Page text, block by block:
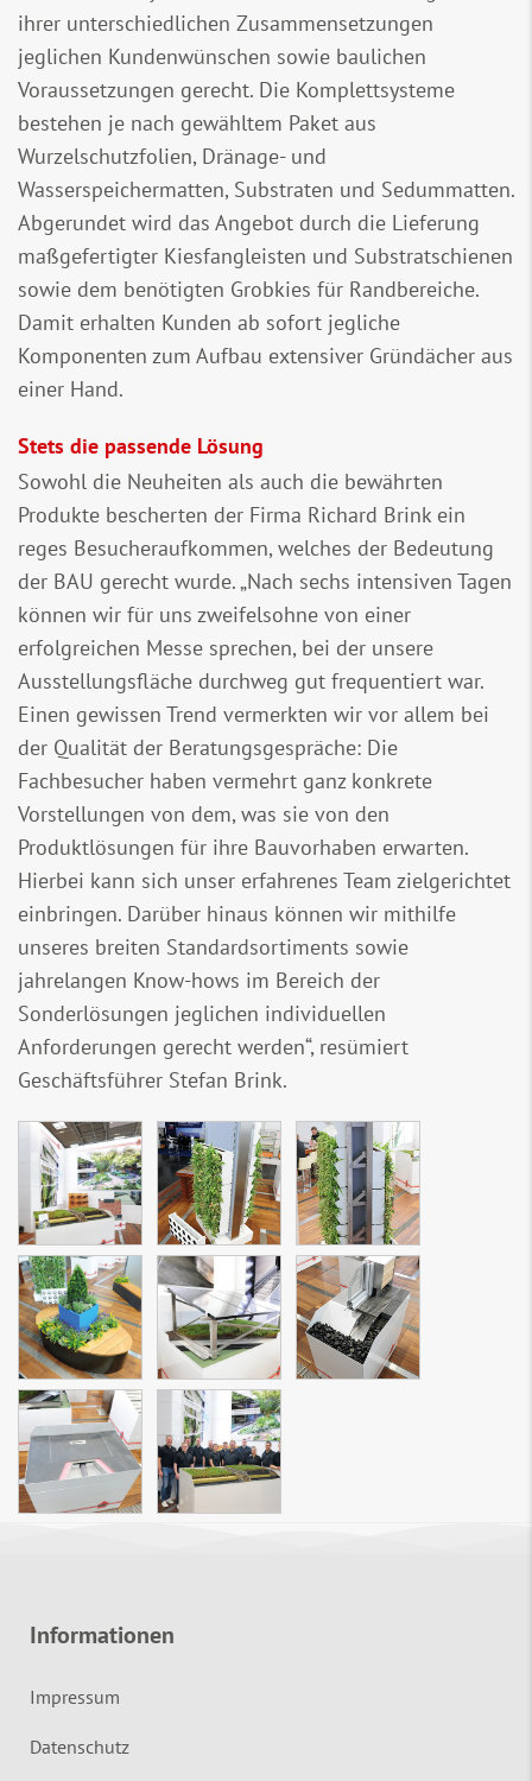
ihrer unterschiedlichen Zusammensetzungen
jeglichen Kundenwünschen sowie baulichen
Voraussetzungen gerecht. Die Komplettsysteme
bestehen je nach gewähltem Paket aus
Wurzelschutzfolien, Dränage- und
Wasserspeichermatten, Substraten und Sedummatten.
Abgerundet wird das Angebot durch die Lieferung
maßgefertigter Kiesfangleisten und Substratschienen
sowie dem benötigten Grobkies für Randbereiche.
Damit erhalten Kunden ab sofort jegliche
Komponenten zum Aufbau extensiver Gründächer aus
einer Hand.
Stets die passende Lösung
Sowohl die Neuheiten als auch die bewährten
Produkte bescherten der Firma Richard Brink ein
reges Besucheraufkommen, welches der Bedeutung
der BAU gerecht wurde. „Nach sechs intensiven Tagen
können wir für uns zweifelsohne von einer
erfolgreichen Messe sprechen, bei der unsere
Ausstellungsfläche durchweg gut frequentiert war.
Einen gewissen Trend vermerkten wir vor allem bei
der Qualität der Beratungsgespräche: Die
Fachbesucher haben vermehrt ganz konkrete
Vorstellungen von dem, was sie von den
Produktlösungen für ihre Bauvorhaben erwarten.
Hierbei kann sich unser erfahrenes Team zielgerichtet
einbringen. Darüber hinaus können wir mithilfe
unseres breiten Standardsortiments sowie
jahrelangen Know-hows im Bereich der
Sonderlösungen jeglichen individuellen
Anforderungen gerecht werden“, resümiert
Geschäftsführer Stefan Brink.
Informationen
Impressum
Datenschutz